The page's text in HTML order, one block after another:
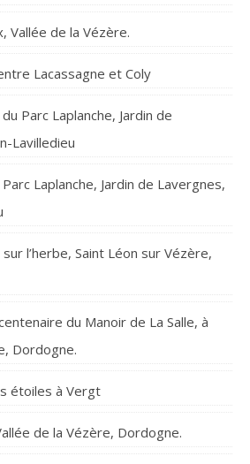
Vallée de la Vézère.
Lacassagne et Coly
Parc Laplanche, Jardin de
Lavilledieu
Laplanche, Jardin de Lavergnes,
l’herbe, Saint Léon sur Vézère,
du Manoir de La Salle, à
Dordogne.
étoiles à Vergt
de la Vézère, Dordogne.